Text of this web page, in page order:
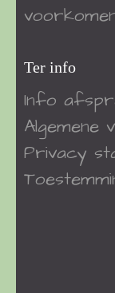
Ter info
Info
Algemene
Privacy